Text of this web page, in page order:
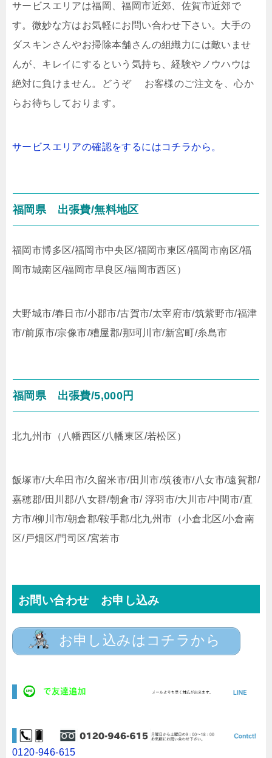
サービスエリアは福岡、福岡市近郊、佐賀市近郊で
す。微妙な方はお気軽にお問い合わせ下さい。大手の
ダスキンさんやお掃除本舗さんの組織力には敵いませ
んが、キレイにするという気持ち、経験やノウハウは
絶対に負けません。どうぞ お客様のご注文を、心か
らお待ちしております。
サービスエリアの確認をするにはコチラから。
福岡県 出張費/無料地区
福岡市博多区/福岡市中央区/福岡市東区/福岡市南区/福
岡市城南区/福岡市早良区/福岡市西区）
大野城市/春日市/小郡市/古賀市/太宰府市/筑紫野市/福津
市/前原市/宗像市/糟屋郡/那珂川市/新宮町/糸島市
福岡県 出張費/5,000円
北九州市（八幡西区/八幡東区/若松区）
飯塚市/大牟田市/久留米市/田川市/筑後市/八女市/遠賀郡/
嘉穂郡/田川郡/八女群/朝倉市/ 浮羽市/大川市/中間市/直
方市/柳川市/朝倉郡/鞍手郡/北九州市（小倉北区/小倉南
区/戸畑区/門司区/宮若市
お問い合わせ お申し込み
お申し込みはコチラから
0120-946-615